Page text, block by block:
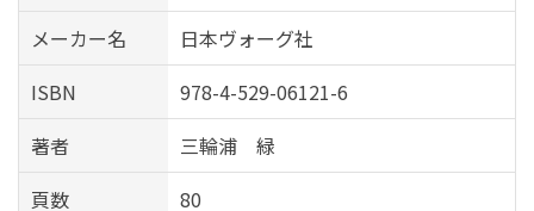
メーカー名
日本ヴォーグ社
ISBN
978-4-529-06121-6
著者
三輪浦 緑
頁数
80